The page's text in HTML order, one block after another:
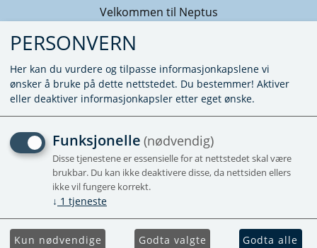
Velkommen til Neptus
GUMMIHATT
PERSONVERN
Her kan du vurdere og tilpasse informasjonkapslene vi
ønsker å bruke på dette nettstedet. Du bestemmer! Aktiver
eller deaktiver informasjonkapsler etter eget ønske.
Funksjonelle (nødvendig)
Disse tjenestene er essensielle for at nettstedet skal være
brukbar. Du kan ikke deaktivere disse, da nettsiden ellers
ikke vil fungere korrekt.
↓ 1 tjeneste
Kun nødvendige Godta valgte Godta alle